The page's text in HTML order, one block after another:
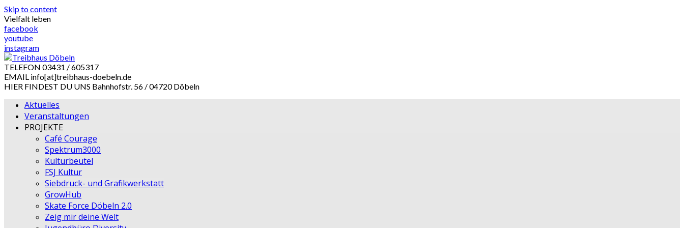
Skip to content
Vielfalt leben
facebook
youtube
instagram
TELEFON 03431 / 605317
EMAIL info[at]treibhaus-doebeln.de
HIER FINDEST DU UNS Bahnhofstr. 56 / 04720 Döbeln
Aktuelles
Veranstaltungen
PROJEKTE
Café Courage
Spektrum3000
Kulturbeutel
FSJ Kultur
Siebdruck- und Grafikwerkstatt
GrowHub
Skate Force Döbeln 2.0
Zeig mir deine Welt